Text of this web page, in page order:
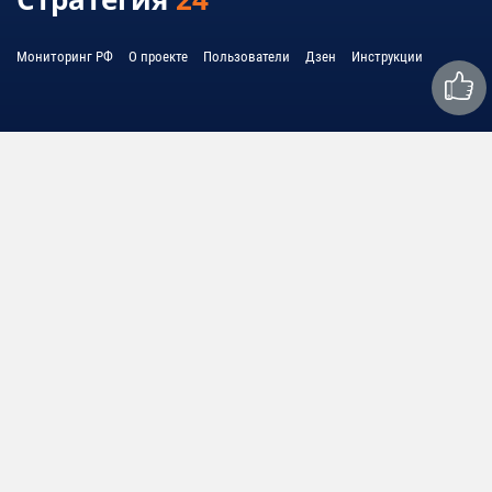
Мониторинг РФ О проекте Пользователи Дзен Инструкции